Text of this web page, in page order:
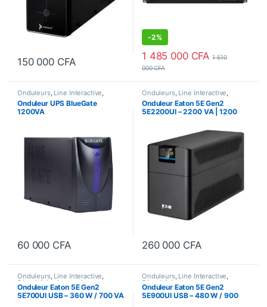
150 000 CFA
-2%
1 485 000 CFA 1 510
000CFA
Onduleurs, Line Interactive
Sécurité équipements
Onduleur UPS BlueGate
1200VA
60 000 CFA
Onduleurs, Line Interactive
Sécurité équipements
Onduleur Eaton 5E Gen2
5E2200UI – 2200 VA | 1200
Sorties IEC-320-C13
260 000 CFA
Onduleurs, Line Interactive,
Sécurité équipements
Onduleur Eaton 5E Gen2
5E700UI USB – 360 W / 700 VA
Onduleurs, Line Interactive,
Sécurité équipements
Onduleur Eaton 5E Gen2
5E900UI USB – 480 W / 900